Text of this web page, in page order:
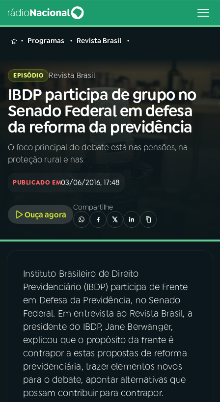
MENU
Buscar
na
Rádio
Nacional
Buscar
AO VIVO
INÍCIO
A RÁDIO
03PROGRAMAÇÃO
04PROGRAMAS
PODCASTS
06VIDEOCASTS
Programas Revista Brasil
EPISÓDIO Revista Brasil
IBDP participa de grupo no
Senado Federal em defesa
da reforma da previdência
O foco principal do debate está nas pensões, na
proteção rural e nas
PUBLICADO EM03/06/2016, 17:48
Ouça agora
Compartilhe
Instituto Brasileiro de Direito
Previdenciário (IBDP) participa de Frente
em Defesa da Previdência, no Senado
Federal. Em entrevista ao Revista Brasil, a
presidente do IBDP, Jane Berwanger,
explicou que o propósito da frente é
contrapor a estas propostas de reforma
previdenciária, trazer elementos novos
para o debate, apontar alternativas que
possam contribuir para contrapor.